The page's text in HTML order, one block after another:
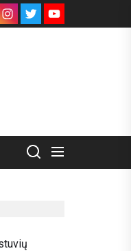
TwitterYoutube